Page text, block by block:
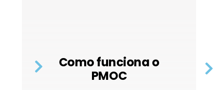
Como funciona o
PMOC